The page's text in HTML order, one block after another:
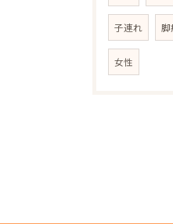
子連れ 脚
女性